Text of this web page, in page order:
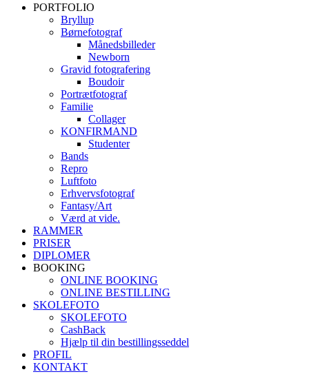
PORTFOLIO
Bryllup
Børnefotograf
Månedsbilleder
Newborn
Gravid fotografering
Boudoir
Portrætfotograf
Familie
Collager
KONFIRMAND
Studenter
Bands
Repro
Luftfoto
Erhvervsfotograf
Fantasy/Art
Værd at vide.
RAMMER
PRISER
DIPLOMER
BOOKING
ONLINE BOOKING
ONLINE BESTILLING
SKOLEFOTO
SKOLEFOTO
CashBack
Hjælp til din bestillingsseddel
PROFIL
KONTAKT